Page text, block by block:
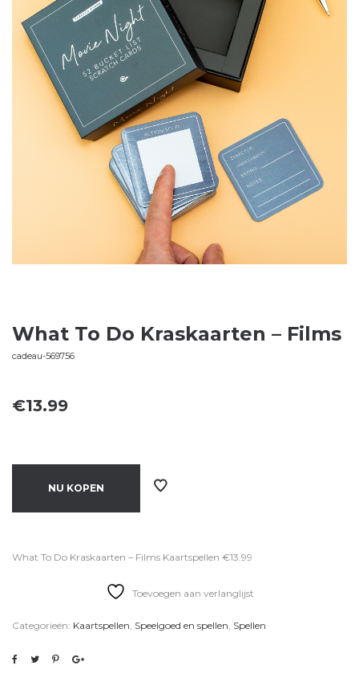
What To Do Kraskaarten – Films
cadeau-569756
€13.99
NU KOPEN
What To Do Kraskaarten – Films Kaartspellen €13.99
Toevoegen aan verlanglijst
Categorieën: Kaartspellen, Speelgoed en spellen, Spellen